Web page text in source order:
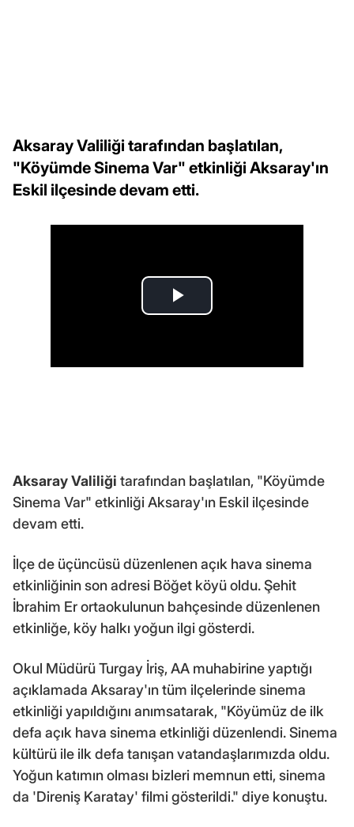
Aksaray Valiliği tarafından başlatılan,
"Köyümde Sinema Var" etkinliği Aksaray'ın
Eskil ilçesinde devam etti.
Aksaray Valiliği tarafından başlatılan, "Köyümde
Sinema Var" etkinliği Aksaray'ın Eskil ilçesinde
devam etti.
İlçe de üçüncüsü düzenlenen açık hava sinema
etkinliğinin son adresi Böğet köyü oldu. Şehit
İbrahim Er ortaokulunun bahçesinde düzenlenen
etkinliğe, köy halkı yoğun ilgi gösterdi.
Okul Müdürü Turgay İriş, AA muhabirine yaptığı
açıklamada Aksaray'ın tüm ilçelerinde sinema
etkinliği yapıldığını anımsatarak, "Köyümüz de ilk
defa açık hava sinema etkinliği düzenlendi. Sinema
kültürü ile ilk defa tanışan vatandaşlarımızda oldu.
Yoğun katımın olması bizleri memnun etti, sinema
da 'Direniş Karatay' filmi gösterildi." diye konuştu.